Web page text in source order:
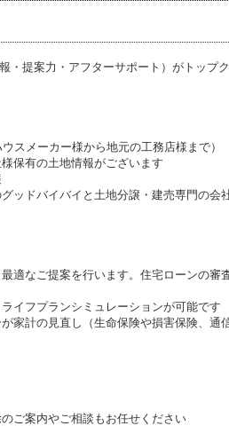
・提案力・アフターサポート）がトップ
スメーカー様から地元の工務店様まで）
保有の土地情報がございます
ッドバイバイと土地分譲・建売専門の会
適なご提案を行います。住宅ローンの
イフプランシミュレーションが可能です
家計の見直し（生命保険や損害保険、通
ご案内やご相談もお任せください